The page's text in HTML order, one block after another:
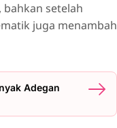
setelah
juga menambah
Adegan